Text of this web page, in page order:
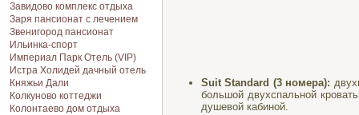
Завидово комплекс отдыха
Заря пансионат с лечением
Звенигород пансионат
Ильинка-спорт
Империал Парк Отель (VIP)
Истра Холидей дачный отель
Княжьи Дали
Колкуново коттеджи
Колонтаево дом отдыха
Suit Standard (3 номера):
большой двухспальной
душевой кабиной.